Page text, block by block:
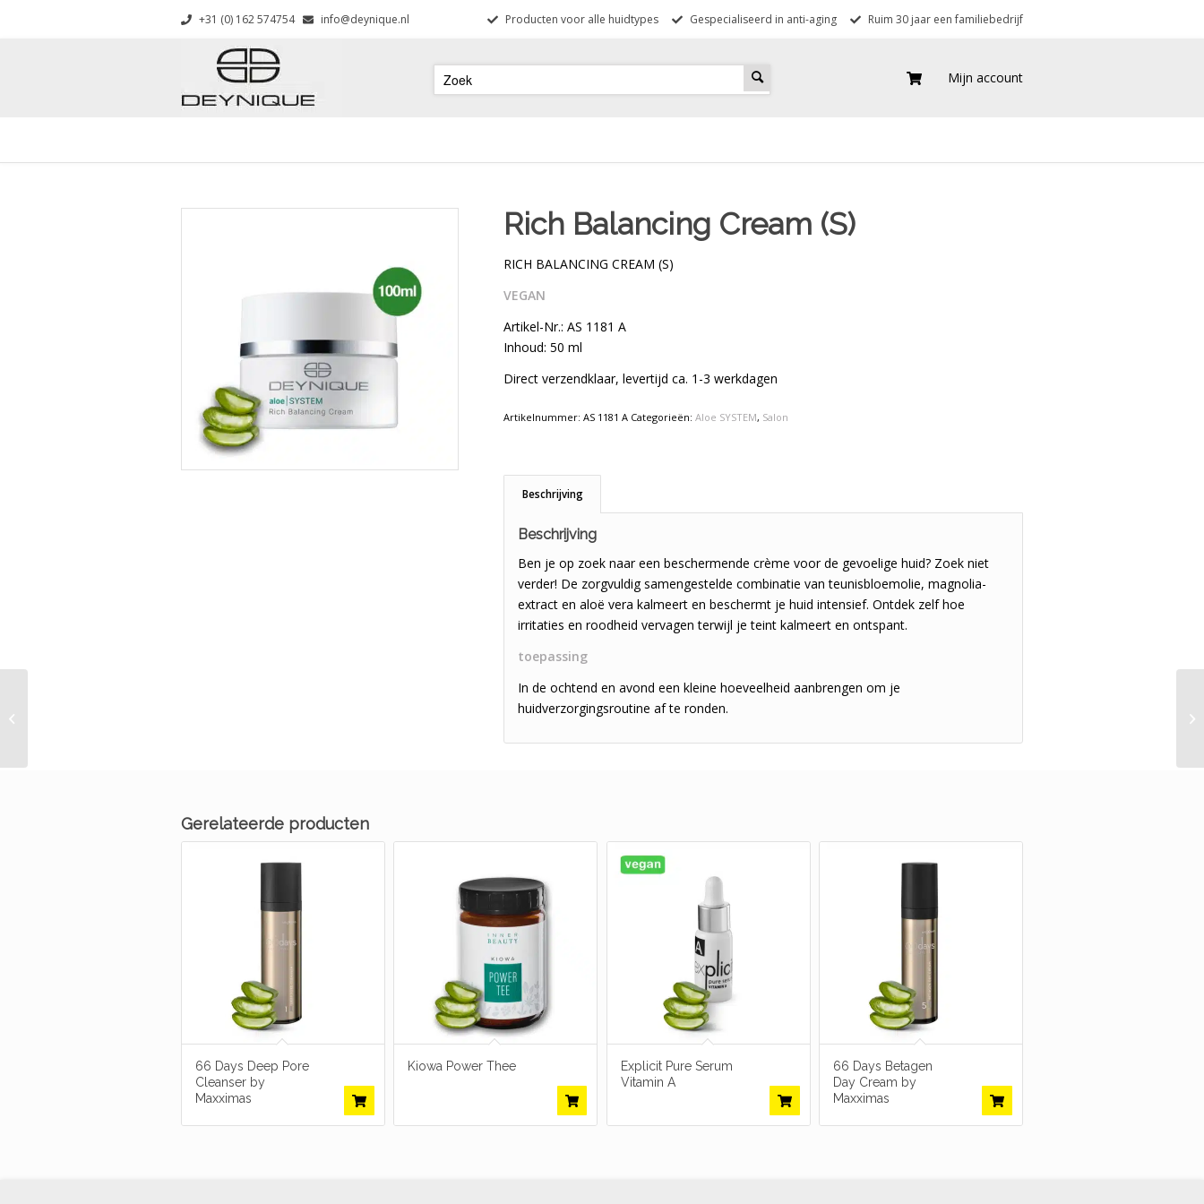
+31 (0) 162 574754 info@deynique.nl Producten voor alle huidtypes Gespecialiseerd in anti-aging Ruim 30 jaar een familiebedrijf
Mijn account
Rich Balancing Cream (S)
RICH BALANCING CREAM (S)
VEGAN
Artikel-Nr.: AS 1181 A
Inhoud: 50 ml
Direct verzendklaar, levertijd ca. 1-3 werkdagen
Artikelnummer:AS 1181 A Categorieën:Aloe SYSTEM, Salon
Beschrijving
Beschrijving
Ben je op zoek naar een beschermende crème voor de gevoelige huid? Zoek niet
verder! De zorgvuldig samengestelde combinatie van teunisbloemolie, magnolia-
extract en aloë vera kalmeert en beschermt je huid intensief. Ontdek zelf hoe
irritaties en roodheid vervagen terwijl je teint kalmeert en ontspant.
toepassing
In de ochtend en avond een kleine hoeveelheid aanbrengen om je
huidverzorgingsroutine af te ronden.
Gerelateerde producten
66 Days Deep Pore
Cleanser by
Maxximas
Kiowa Power Thee
Explicit Pure Serum
Vitamin A
66 Days Betagen
Day Cream by
Maxximas